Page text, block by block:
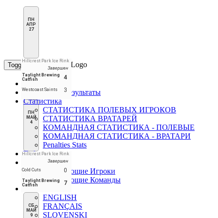
ПН
АПР
27
Hillcrest Park Ice Rink
Завершен
Taylight Brewing
Catfish
4
Westcoast Saints 3
ПН
МАЙ
4
Hillcrest Park Ice Rink
Завершен
Cold Cuts
0
Taylight Brewing
Catfish
7
СБ
МАЙ
9
Toggle navigation
Главная
Расписание/Результаты
Статистика
СТАТИСТИКА ПОЛЕВЫХ ИГРОКОВ
СТАТИСТИКА ВРАТАРЕЙ
КОМАНДНАЯ СТАТИСТИКА - ПОЛЕВЫЕ
КОМАНДНАЯ СТАТИСТИКА - ВРАТАРИ
Penalties Stats
Таблица
Лидеры
Лидирующие Игроки
Лидирующие Команды
RU
ENGLISH
FRANÇAIS
SLOVENSKI